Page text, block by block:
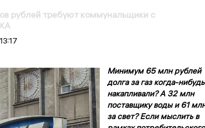
рублей требуют коммунальщики с
13:17
Минимум 65 млн рублей
долга за газ когда-нибудь
накапливали? А 32 млн
поставщику воды и 61
за свет? Если мыслить в